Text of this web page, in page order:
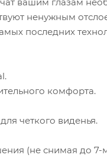
ненужным
последних
комфорта.
четкого виденья.
(не снимая до 7-